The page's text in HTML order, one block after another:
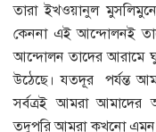
তারা ইখওয়ানুল
কেননা এই আন্দোলনই
আন্দোলন তাদের আরামে
উঠেছে। যতদূর পর্যন্ত
সর্বত্রই আমরা আমাদের
তদুপরি আমরা কখনো এমন